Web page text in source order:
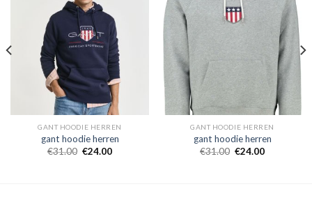
GANT HOODIE HERREN
gant hoodie herren
€31.00 €24.00
GANT HOODIE HERREN
gant hoodie herren
€31.00 €24.00